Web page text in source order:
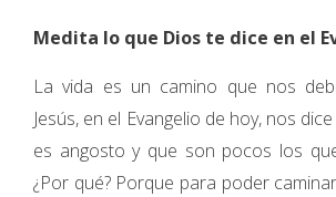
Medita lo que Dios te dice en el
La vida es un camino que nos
Jesús, en el Evangelio de hoy, nos
es angosto y que son pocos los
¿Por qué? Porque para poder